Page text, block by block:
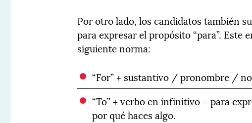
Por otro lado, los candidatos también
para expresar el propósito “para”.
siguiente norma:
“For” + sustantivo / pronombre /
“To” + verbo en infinitivo = para
por qué haces algo.